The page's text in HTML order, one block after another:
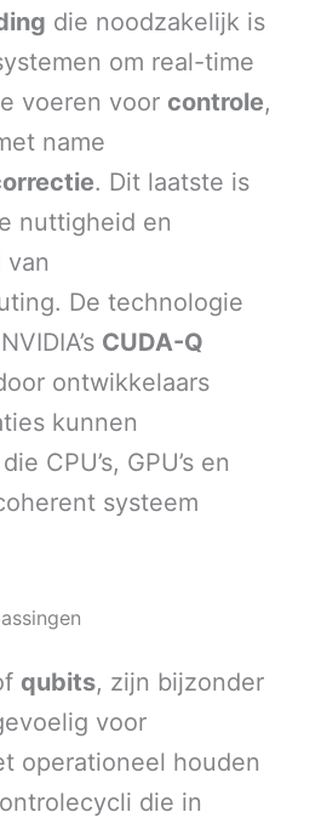
die noodzakelijk is
om real-time
voeren voorcontrole,
name
. Dit laatste is
nuttigheid en
van
De technologie
CUDA-Q
ontwikkelaars
kunnen
CPU’s, GPU’s en
systeem
qubits, zijn bijzonder
voor
operationeel houden
die in